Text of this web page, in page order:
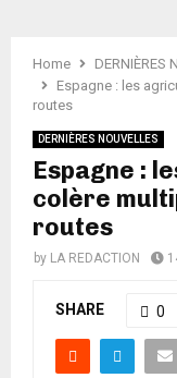
Home
DERNIÈRES
Espagne : les
routes
DERNIÈRES NOUVELLES
Espagne :
colère
routes
by LA REDACTION
SHARE 0